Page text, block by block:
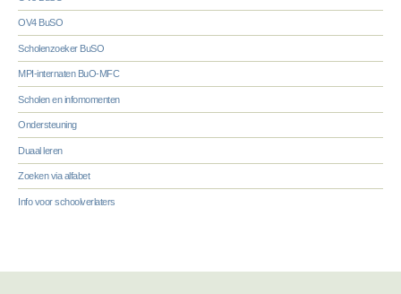
OV4 BuSO
Scholenzoeker BuSO
MPI-internaten BuO-MFC
Scholen en infomomenten
Ondersteuning
Duaal leren
Zoeken via alfabet
Info voor schoolverlaters